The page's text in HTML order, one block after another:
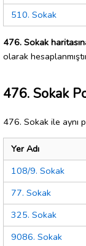
510. Sokak
476. Sokak
olarak
476. Sokak
476. Sokak ile aynı
Yer Adı
108/9. Sokak
77. Sokak
325. Sokak
9086. Sokak